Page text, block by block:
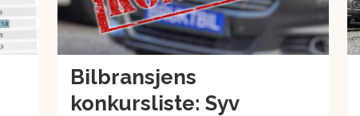
Bilbransjens
konkursliste: Syv